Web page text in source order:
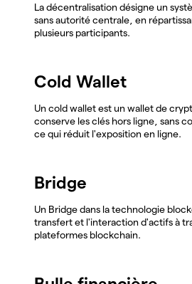
La décentralisation désigne un
sans autorité centrale, en
plusieurs participants.
Cold Wallet
Un cold wallet est un wallet de
conserve les clés hors ligne, sans
ce qui réduit l'exposition en ligne.
Bridge
Un Bridge dans la technologie
transfert et l'interaction d'actifs à
plateformes blockchain.